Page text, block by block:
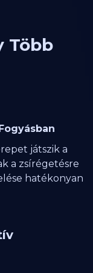
Több
játszik a
a zsírégetésre
hatékonyan